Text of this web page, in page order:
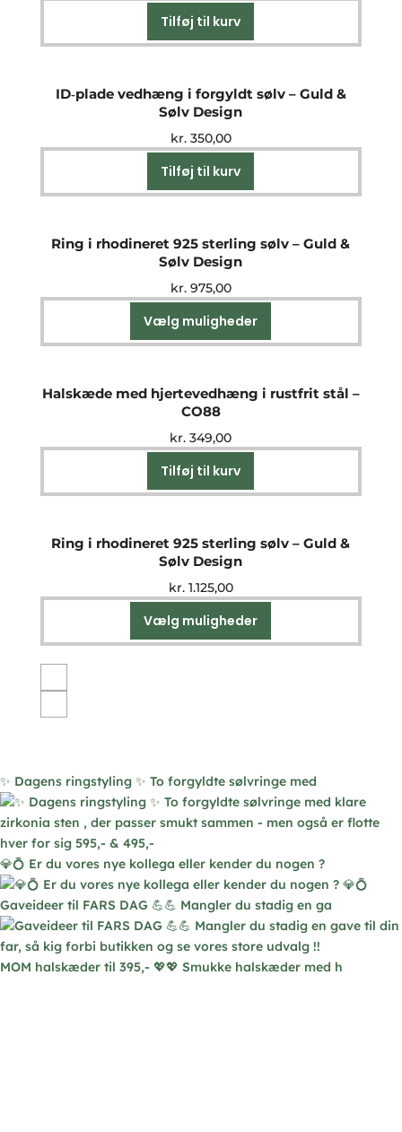
Tilføj til kurv
ID‑plade vedhæng i forgyldt sølv – Guld &
Sølv Design
kr.350,00
Tilføj til kurv
Ring i rhodineret 925 sterling sølv – Guld &
Sølv Design
kr.975,00
Vælg muligheder
vare
varianter.
kan
Halskæde med hjertevedhæng i rustfrit stål –
CO88
kr. 349,00
Tilføj til kurv
Ring i rhodineret 925 sterling sølv – Guld &
Sølv Design
kr.1.125,00
Vælg muligheder
vare
på
varesiden
✨ Dagens ringstyling ✨ To forgyldte sølvringe med
💎💍 Er du vores nye kollega eller kender du nogen ?
Gaveideer til FARS DAG 💪💪 Mangler du stadig en ga
MOM halskæder til 395,- 💖💖 Smukke halskæder med h